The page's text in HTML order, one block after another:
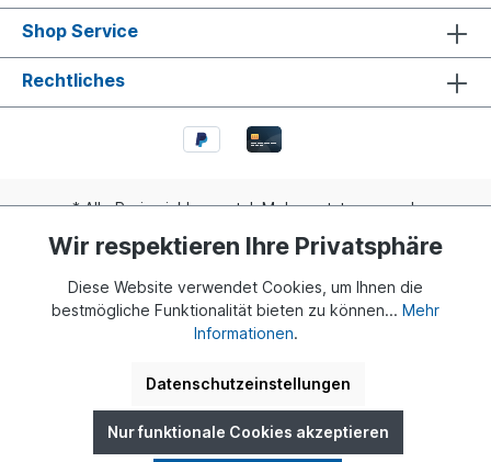
Shop Service
Rechtliches
* Alle Preise inkl. gesetzl. Mehrwertsteuer zzgl.
anders angegeben.
Realisiert mit Shopware
© 2024 Buddy Bär Berlin GmbH | Eine Initiative von Dr. Klaus
Wir respektieren Ihre Privatsphäre
Diese Website verwendet Cookies, um Ihnen die
bestmögliche Funktionalität bieten zu können... Mehr
Informationen.
Datenschutzeinstellungen
Nur funktionale Cookies akzeptieren